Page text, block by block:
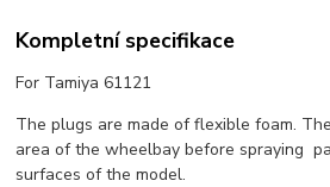
Kompletní specifikace
For Tamiya 61121
The plugs are made of flexible foam.
area of the wheelbay before spraying
surfaces of the model.